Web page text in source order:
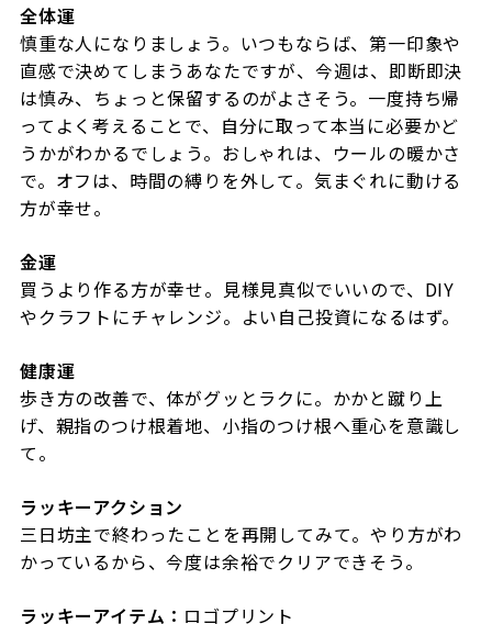
全体運
慎重な人になりましょう。いつもならば、第一印象や
直感で決めてしまうあなたですが、今週は、即断即決
は慎み、ちょっと保留するのがよさそう。一度持ち帰
ってよく考えることで、自分に取って本当に必要かど
うかがわかるでしょう。おしゃれは、ウールの暖かさ
で。オフは、時間の縛りを外して。気まぐれに動ける
方が幸せ。
金運
買うより作る方が幸せ。見様見真似でいいので、 DIY
やクラフトにチャレンジ。よい自己投資になるはず。
健康運
歩き方の改善で、体がグッとラクに。かかと蹴り上
げ、親指のつけ根着地、小指のつけ根へ重心を意識し
て。
ラッキーアクション
三日坊主で終わったことを再開してみて。やり方がわ
かっているから、今度は余裕でクリアできそう。
ラッキーアイテム： ロゴプリント